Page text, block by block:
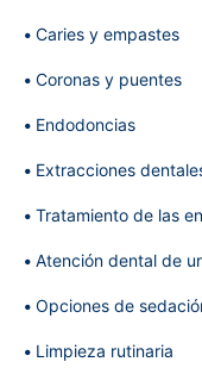
Caries y empastes
Coronas y puentes
Endodoncias
Extracciones
Tratamiento de las
Atención dental de
Opciones de
Limpieza rutinaria